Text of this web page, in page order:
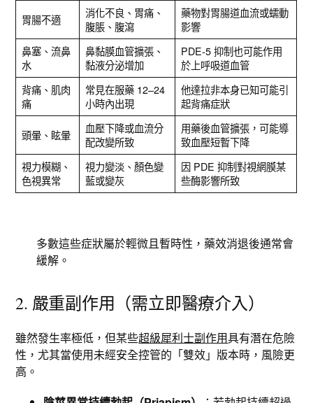
胃腸不適
消化不良、胃痛、
腹脹、腹瀉
藥物對胃腸道血流或蠕動
影響
鼻塞、流鼻
水
鼻黏膜血管擴張、
黏液分泌增加
PDE-5 抑制也可能作用
於上呼吸道血管
背痛、肌肉
痛
常見在服藥 12–24
小時內出現
他達拉非本身已知可能引
起背痛症狀
頭暈、眩暈
血壓下降或血流分
配改變所致
用藥後血管擴張，可能導
致血壓短暫下降
視力模糊、
色視異常
視力變淡、顏色變
藍或變灰
因 PDE 抑制對視網膜某
些酶影響所致
多數這些症狀屬於輕微且暫時性，藥效消退後通常會
緩解。
2. 嚴重副作用（需立即醫療介入）
雖然發生率極低，但某些超級犀利士副作用具有潛在危險
性，尤其當使用未經安全控管的「雙效」版本時，風險更
高。